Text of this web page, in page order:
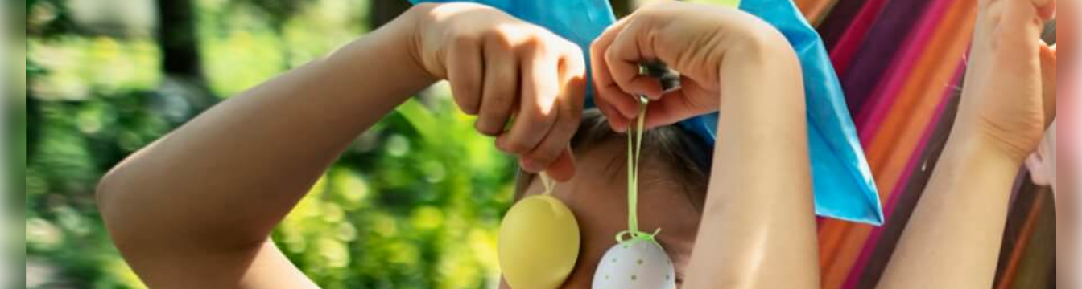
Grundschule am Rennbuckel
Grundschule Stupferich
Südschule Neureut
Horte
Hort an der Waldschule Neureut
Richard-Eck-Schülerhort
Hort an der Schule im Lustgarten
Hohenwettersbach
Ferienbetreuung
Datenschutz